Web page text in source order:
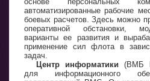
автоматизированные рабочие
боевых расчетов. Здесь можно
оперативной обстановки,
варианты ее развития и
применение сил флота в
задач.
Центр информатики (ВМБ
для информационного